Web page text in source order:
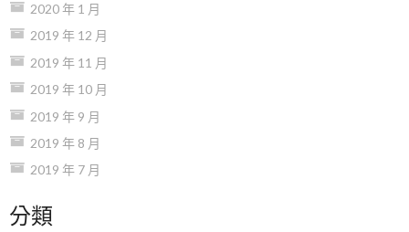
2020 年 1 月
2019 年 12 月
2019 年 11 月
2019 年 10 月
2019 年 9 月
2019 年 8 月
2019 年 7 月
分類